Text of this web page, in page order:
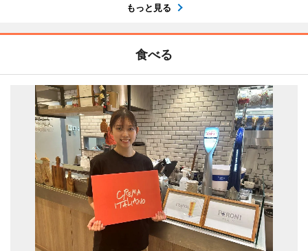
もっと見る
食べる